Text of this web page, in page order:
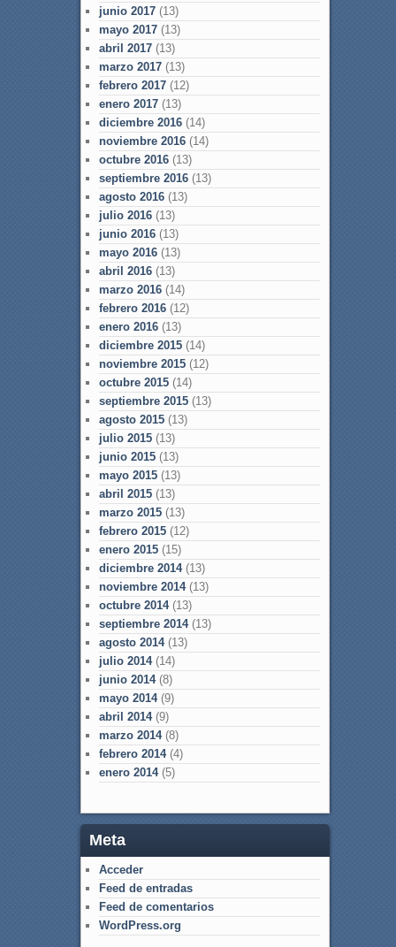
junio 2017(13)
mayo 2017(13)
abril 2017(13)
marzo 2017(13)
febrero 2017(12)
enero 2017(13)
diciembre 2016(14)
noviembre 2016(14)
octubre 2016(13)
septiembre 2016(13)
agosto 2016(13)
julio 2016(13)
junio 2016(13)
mayo 2016(13)
abril 2016(13)
marzo 2016(14)
febrero 2016(12)
enero 2016(13)
diciembre 2015(14)
noviembre 2015(12)
octubre 2015(14)
septiembre 2015(13)
agosto 2015(13)
julio 2015(13)
junio 2015(13)
mayo 2015(13)
abril 2015(13)
marzo 2015(13)
febrero 2015(12)
enero 2015(15)
diciembre 2014(13)
noviembre 2014(13)
octubre 2014(13)
septiembre 2014(13)
agosto 2014(13)
julio 2014(14)
junio 2014(8)
mayo 2014(9)
abril 2014(9)
marzo 2014(8)
febrero 2014(4)
enero 2014(5)
Meta
Acceder
Feed de entradas
Feed de comentarios
WordPress.org